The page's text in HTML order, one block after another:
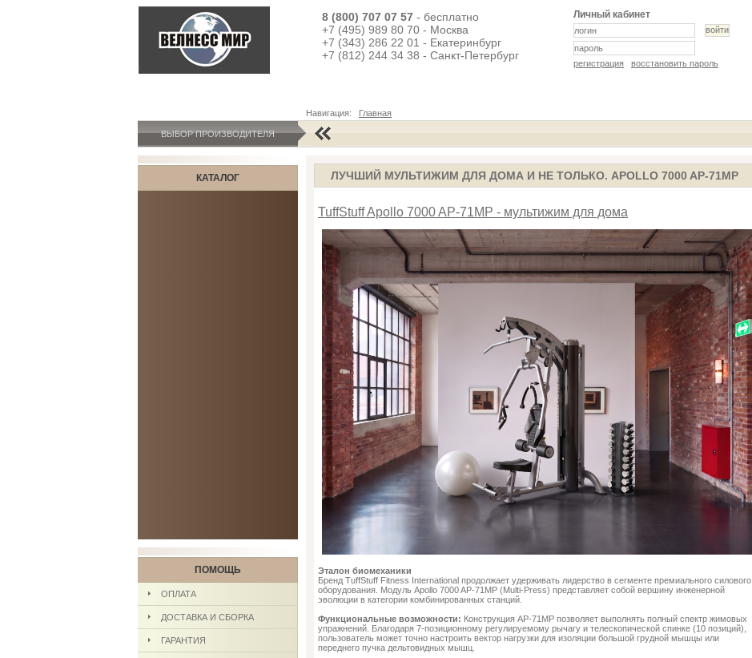
8 (800) 707 07 57 - бесплатно
+7 (495) 989 80 70 - Москва
+7 (343) 286 22 01 - Екатеринбург
+7 (812) 244 34 38 - Санкт-Петербург
Личный кабинет
регистрация восстановить пароль
Навигация: Главная
ВЫБОР ПРОИЗВОДИТЕЛЯ
КАТАЛОГ
ПОМОЩЬ
ОПЛАТА
ДОСТАВКА И СБОРКА
ГАРАНТИЯ
ЛУЧШИЙ МУЛЬТИЖИМ ДЛЯ ДОМА И НЕ ТОЛЬКО. APOLLO 7000 AP-71MP
TuffStuff Apollo 7000 AP-71MP - мультижим для дома
Эталон биомеханики
Бренд TuffStuff Fitness International продолжает удерживать лидерство в сегменте премиального силового
оборудования. Модуль Apollo 7000 AP-71MP (Multi-Press) представляет собой вершину инженерной
эволюции в категории комбинированных станций.
Функциональные возможности: Конструкция AP-71MP позволяет выполнять полный спектр жимовых
упражнений. Благодаря 7-позиционному регулируемому рычагу и телескопической спинке (10 позиций),
пользователь может точно настроить вектор нагрузки для изоляции большой грудной мышцы или
переднего пучка дельтовидных мышц.